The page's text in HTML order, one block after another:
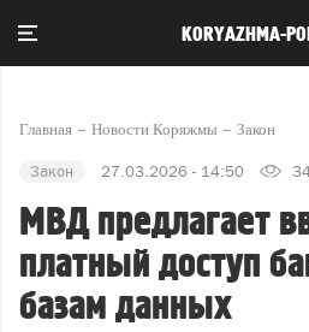
KORYAZHMA-
Главная Новости Коряжмы Закон
Закон 27.03.2026 - 14:50
МВД предлагает
платный доступ
базам данных